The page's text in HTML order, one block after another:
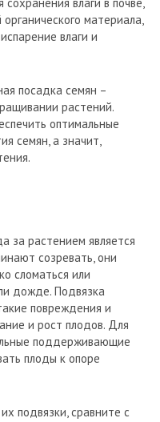
материала,
влаги и
посадка семян –
растений.
оптимальные
семян, а значит,
за растением является
созревать, они
сломаться или
дожде. Подвязка
повреждения и
и рост плодов. Для
поддерживающие
плоды к опоре
подвязки, сравните с